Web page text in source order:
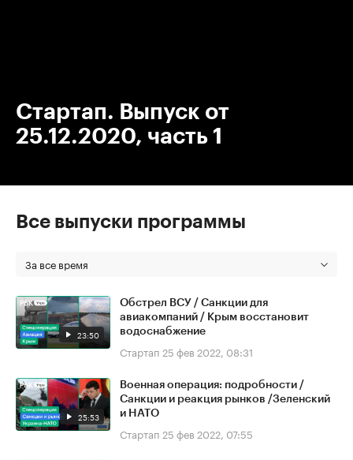
Стартап. Выпуск от
25.12.2020, часть 1
Все выпуски программы
За все время
23:50
Обстрел ВСУ / Санкции для
авиакомпаний / Крым восстановит
водоснабжение
Стартап 25 фев 2022, 08:31
25:53
Военная операция: подробности /
Санкции и реакция рынков /Зеленский
и НАТО
Стартап 25 фев 2022, 07:55